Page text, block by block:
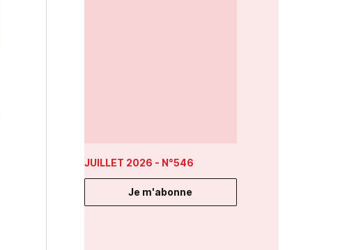
JUILLET 2026 - N°546
Je m'abonne